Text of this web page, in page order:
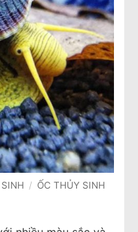
/ ỐC THỦY SINH